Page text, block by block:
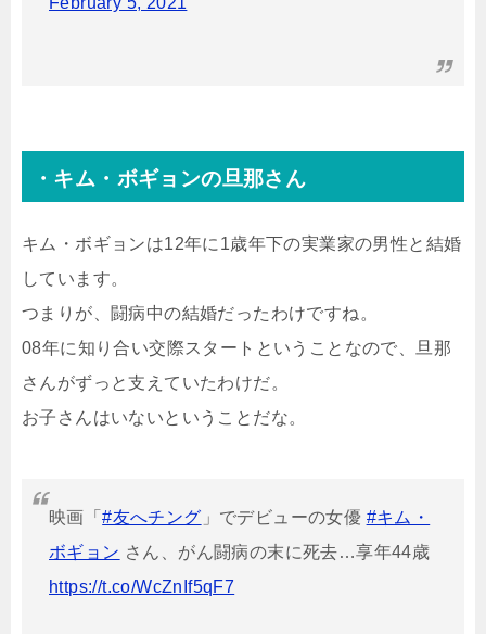
・キム・ボギョンの旦那さん
キム・ボギョンは12年に1歳年下の実業家の男性と結婚
しています。
つまりが、闘病中の結婚だったわけですね。
08年に知り合い交際スタートということなので、旦那
さんがずっと支えていたわけだ。
お子さんはいないということだな。
映画「#友へチング 」でデビューの女優 #キム・
ボギョン さん、がん闘病の末に死去…享年44歳
https://t.co/WcZnIf5qF7